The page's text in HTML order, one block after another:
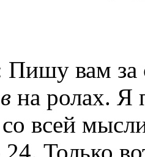
вам за
на ролах. Я
всей